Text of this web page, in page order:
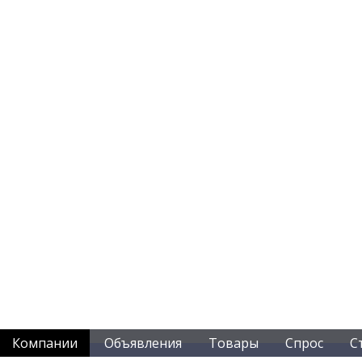
Компании Объявления Товары Спрос